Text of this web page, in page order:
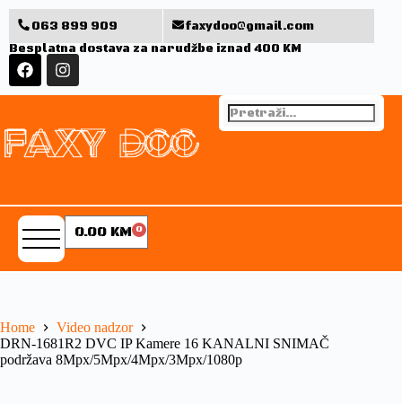
063 899 909
faxydoo@gmail.com
Besplatna dostava za narudžbe iznad 400 KM
0.00 KM 0
Home
Video nadzor
DRN-1681R2 DVC IP Kamere 16 KANALNI SNIMAČ
podržava 8Mpx/5Mpx/4Mpx/3Mpx/1080p